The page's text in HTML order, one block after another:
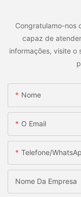
Congratulamo-nos
capaz de
informações, visite o
Nome
O Email
Telefone/
Nome Da Empresa